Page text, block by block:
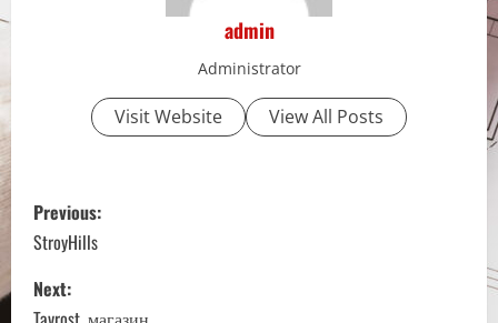
admin
Administrator
Visit Website View All Posts
P
o
s
Previous:
StroyHills
Next: